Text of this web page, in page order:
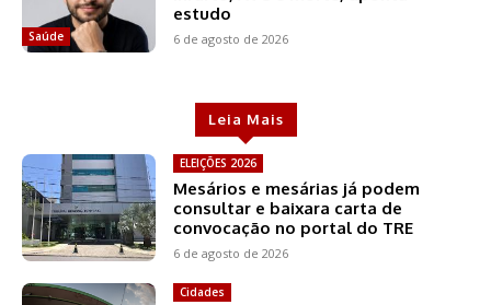
Saúde
estudo
6 de agosto de 2026
Leia Mais
ELEIÇÕES 2026
Mesários e mesárias já podem
consultar e baixara carta de
convocação no portal do TRE
6 de agosto de 2026
Cidades